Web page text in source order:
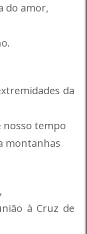
do amor,
da
nosso tempo
montanhas
à Cruz de